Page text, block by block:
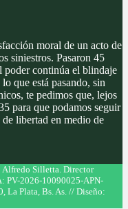
moral de un acto de
siniestros. Pasaron 45
poder continúa el blindaje
que está pasando, sin
te pedimos que, lejos
para que podamos seguir
libertad en medio de
Alfredo Silletta. Director
PV-2026-10090025-APN-
Plata, Bs. As. // Diseño: